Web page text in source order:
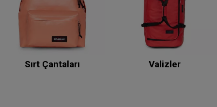
Sırt Çantaları Valizler